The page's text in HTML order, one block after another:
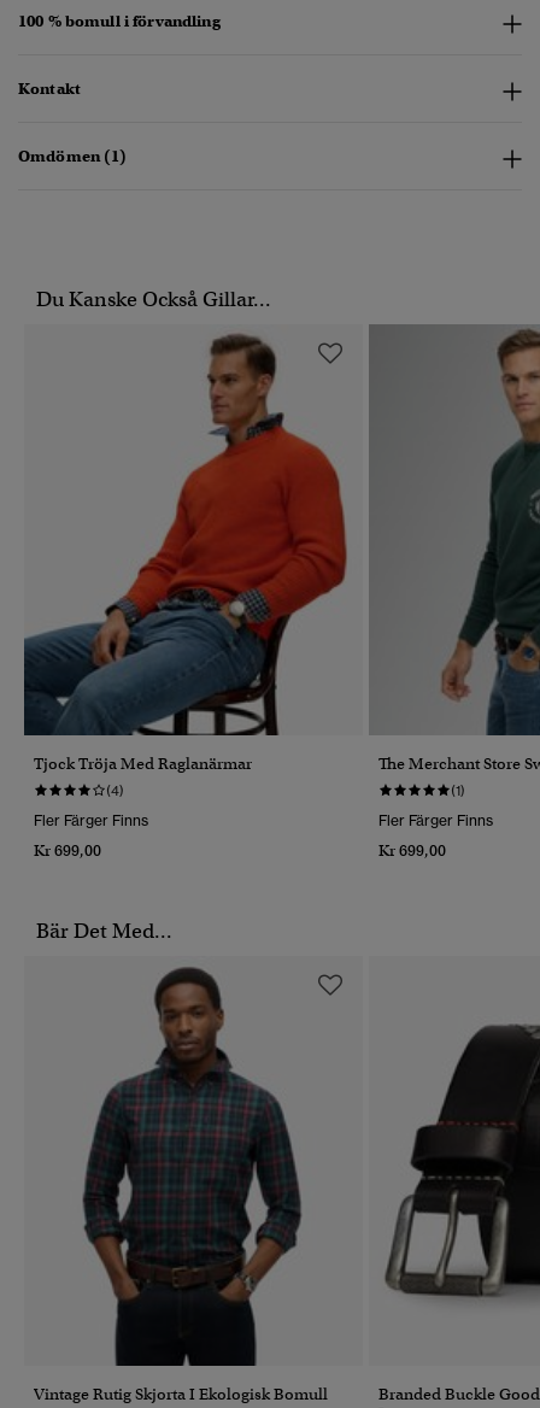
100 % bomull i förvandling
Kontakt
Omdömen (1)
Du Kanske Också Gillar...
Tjock Tröja Med Raglanärmar
(4)
Fler Färger Finns
Kr 699,00
The Merchant Store
(1)
Fler Färger Finns
Kr 699,00
Bär Det Med...
Vintage Rutig Skjorta I Ekologisk Bomull
Branded Buckle